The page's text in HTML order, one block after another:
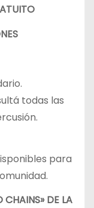
todas las
para
CHAINS» DE LA